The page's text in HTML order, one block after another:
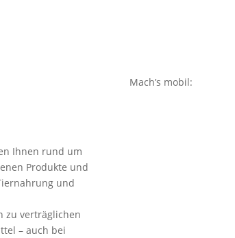
Ihnen rund um
Produkte und
und
zu verträglichen
– auch bei
Mach’s mobil: